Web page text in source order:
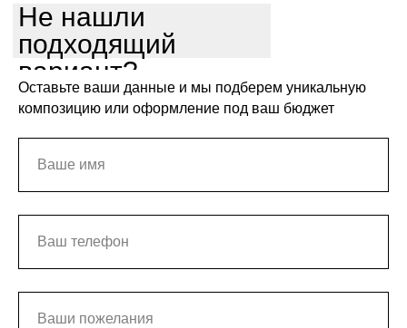
Не нашли
подходящий
вариант?
Оставьте ваши данные и мы подберем уникальную
композицию или оформление под ваш бюджет